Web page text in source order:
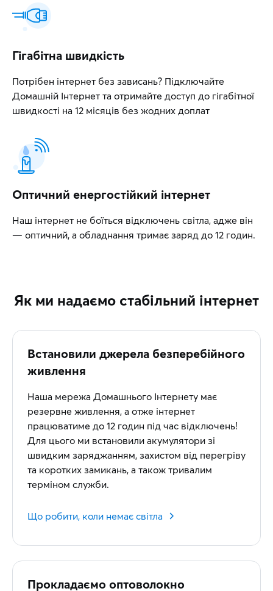
Гігабітна швидкість
Потрібен інтернет без зависань? Підключайте
Домашній Інтернет та отримайте доступ до гігабітної
швидкості на 12 місяців без жодних доплат
Оптичний енергостійкий інтернет
Наш інтернет не боїться відключень світла, адже він
— оптичний, а обладнання тримає заряд до 12 годин.
Як ми надаємо стабільний інтернет
Встановили джерела безперебійного
живлення
Наша мережа Домашнього Інтернету має
резервне живлення, а отже інтернет
працюватиме до 12 годин під час відключень!
Для цього ми встановили акумулятори зі
швидким заряджанням, захистом від перегріву
та коротких замикань, а також тривалим
терміном служби.
Що робити, коли немає світла
Прокладаємо оптоволокно